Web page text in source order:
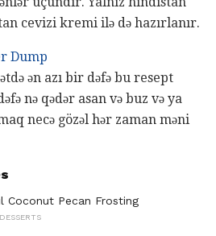
cevizi kremi ilə də hazırlanır.
Dump
ən azı bir dəfə bu resept
nə qədər asan və buz və ya
necə gözəl hər zaman məni
Coconut Pecan Frosting